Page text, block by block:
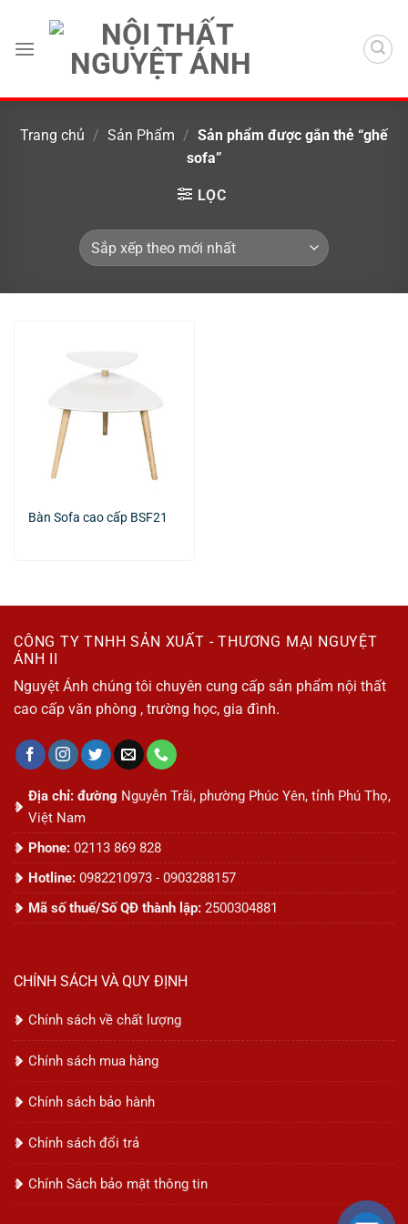
nội
Trang chủ / Sản Phẩm / Sản phẩm được gắn thẻ “ghế
sofa”
LỌC
Bàn Sofa cao cấp BSF21
CÔNG TY TNHH SẢN XUẤT - THƯƠNG MẠI NGUYỆT
ÁNH II
Nguyệt Ánh chúng tôi chuyên cung cấp sản phẩm nội thất
cao cấp văn phòng , trường học, gia đình.
Địa chỉ: đường Nguyễn Trãi, phường Phúc Yên, tỉnh Phú Thọ,
Việt Nam
Phone: 02113 869 828
Hotline: 0982210973 - 0903288157
Mã số thuế/Số QĐ thành lập: 2500304881
CHÍNH SÁCH VÀ QUY ĐỊNH
Chính sách về chất lượng
Chính sách mua hàng
Chính sách bảo hành
Chính sách đổi trả
Chính Sách bảo mật thông tin